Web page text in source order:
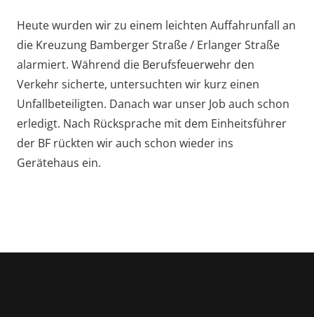
Heute wurden wir zu einem leichten Auffahrunfall an
die Kreuzung Bamberger Straße / Erlanger Straße
alarmiert. Während die Berufsfeuerwehr den
Verkehr sicherte, untersuchten wir kurz einen
Unfallbeteiligten. Danach war unser Job auch schon
erledigt. Nach Rücksprache mit dem Einheitsführer
der BF rückten wir auch schon wieder ins
Gerätehaus ein.